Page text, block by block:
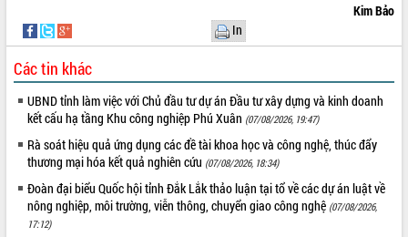
công tỉnh
Đắk Lắk: Tôn vinh 46 giải pháp tại Hội
thi Sáng tạo Kỹ thuật 2024 - 2025
Đắk Lắk rà soát, điều chỉnh Đề án 190
về phát triển nuôi trồng thủy sản
Trương Công Thái kiểm tra thực địa
Dự án cao tốc Khánh Hòa - Buôn Ma
Thuột
Định vị cà phê Việt Nam như một “di
sản sống” trong dòng chảy toàn cầu
Kim Bảo
In
Các tin khác
UBND tỉnh làm việc với Chủ đầu tư dự án Đầu tư xây dựng và kinh doanh
kết cấu hạ tầng Khu công nghiệp Phú Xuân (07/08/2026, 19:47)
Rà soát hiệu quả ứng dụng các đề tài khoa học và công nghệ, thúc đẩy
thương mại hóa kết quả nghiên cứu (07/08/2026, 18:34)
Đoàn đại biểu Quốc hội tỉnh Đắk Lắk thảo luận tại tổ về các dự án luật về
nông nghiệp, môi trường, viễn thông, chuyển giao công nghệ (07/08/2026,
17:12)